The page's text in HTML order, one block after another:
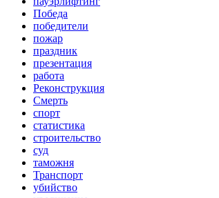
Победа
победители
пожар
праздник
презентация
работа
Реконструкция
Смерть
спорт
статистика
строительство
суд
таможня
Транспорт
убийство